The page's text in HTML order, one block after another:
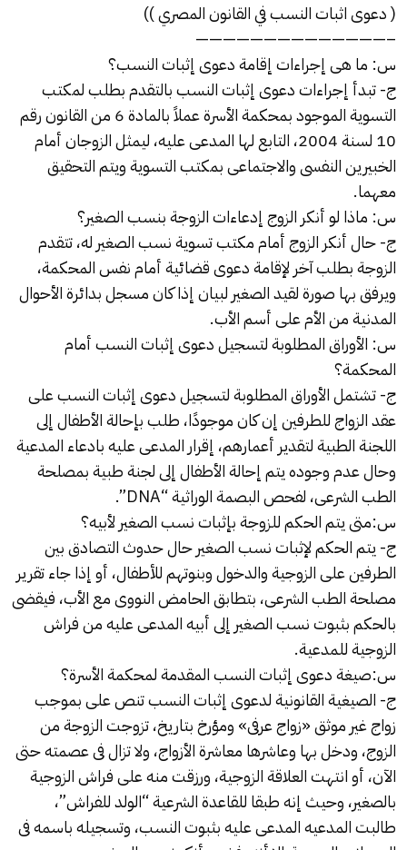
( دعوى اثبات النسب في القانون المصري ))
——————————————–
س: ما هى إجراءات إقامة دعوى إثبات النسب؟
ج- تبدأ إجراءات دعوى إثبات النسب بالتقدم بطلب لمكتب
التسوية الموجود بمحكمة الأسرة عملاً بالمادة 6 من القانون رقم
10 لسنة 2004، التابع لها المدعى عليه، ليمثل الزوجان أمام
الخبيرين النفسى والاجتماعى بمكتب التسوية ويتم التحقيق
معهما.
س: ماذا لو أنكر الزوج إدعاءات الزوجة بنسب الصغير؟
ج- حال أنكر الزوج أمام مكتب تسوية نسب الصغير له، تتقدم
الزوجة بطلب آخر لإقامة دعوى قضائية أمام نفس المحكمة،
ويرفق بها صورة لقيد الصغير لبيان إذا كان مسجل بدائرة الأحوال
المدنية من الأم على أسم الأب.
س: الأوراق المطلوبة لتسجيل دعوى إثبات النسب أمام
المحكمة؟
ج- تشتمل الأوراق المطلوبة لتسجيل دعوى إثبات النسب على
عقد الزواج للطرفين إن كان موجودًا، طلب بإحالة الأطفال إلى
اللجنة الطبية لتقدير أعمارهم، إقرار المدعى عليه بادعاء المدعية
وحال عدم وجوده يتم إحالة الأطفال إلى لجنة طبية بمصلحة
الطب الشرعى، لفحص البصمة الوراثية “DNA”.
س:متى يتم الحكم للزوجة بإثبات نسب الصغير لأبيه؟
ج- يتم الحكم لإثبات نسب الصغير حال حدوث التصادق بين
الطرفين على الزوجية والدخول وبنوتهم للأطفال، أو إذا جاء تقرير
مصلحة الطب الشرعى، بتطابق الحامض النووى مع الأب، فيقضى
بالحكم بثبوت نسب الصغير إلى أبيه المدعى عليه من فراش
الزوجية للمدعية.
س:صيغة دعوى إثبات النسبالمقدمة لمحكمة الأسرة؟
ج- الصيغية القانونية لدعوى إثبات النسب تنص على بموجب
زواج غير موثق «زواج عرفى» ومؤرخ بتاريخ، تزوجت الزوجة من
الزوج، ودخل بها وعاشرها معاشرة الأزواج، ولا تزال فى عصمته حتى
الآن، أو انتهت العلاقة الزوجية، ورزقت منه على فراش الزوجية
بالصغير، وحيث إنه طبقا للقاعدة الشرعية “الولد للفراش”،
طالبت المدعيه المدعى عليه بثبوت النسب، وتسجيله باسمه فى